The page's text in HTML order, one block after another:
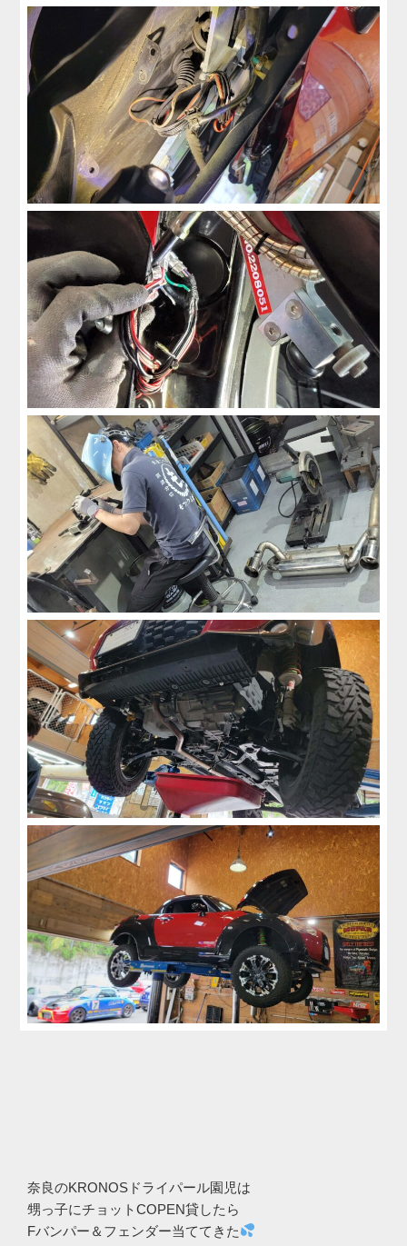
奈良のKRONOSドライパール園児は
甥っ子にチョットCOPEN貸したら
Fバンパー＆フェンダー当ててきた